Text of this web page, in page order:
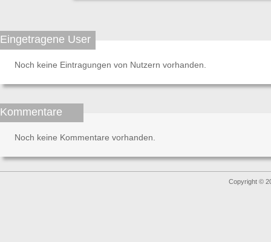
Eingetragene User
Noch keine Eintragungen von Nutzern vorhanden.
Kommentare
Noch keine Kommentare vorhanden.
Copyright ©